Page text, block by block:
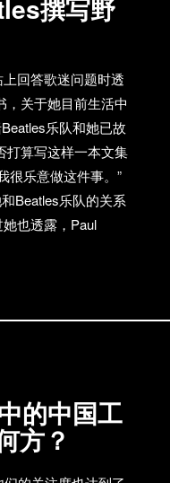
撰写野
回答歌迷问题时透
，关于她目前生活中
乐队和她已故
打算写这样一本文集
很乐意做这件事。”
Beatles乐队的关系
也透露，Paul
的中国工
方？